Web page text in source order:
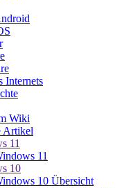
Internets
Wiki
Artikel
11
11
10
10 Übersicht